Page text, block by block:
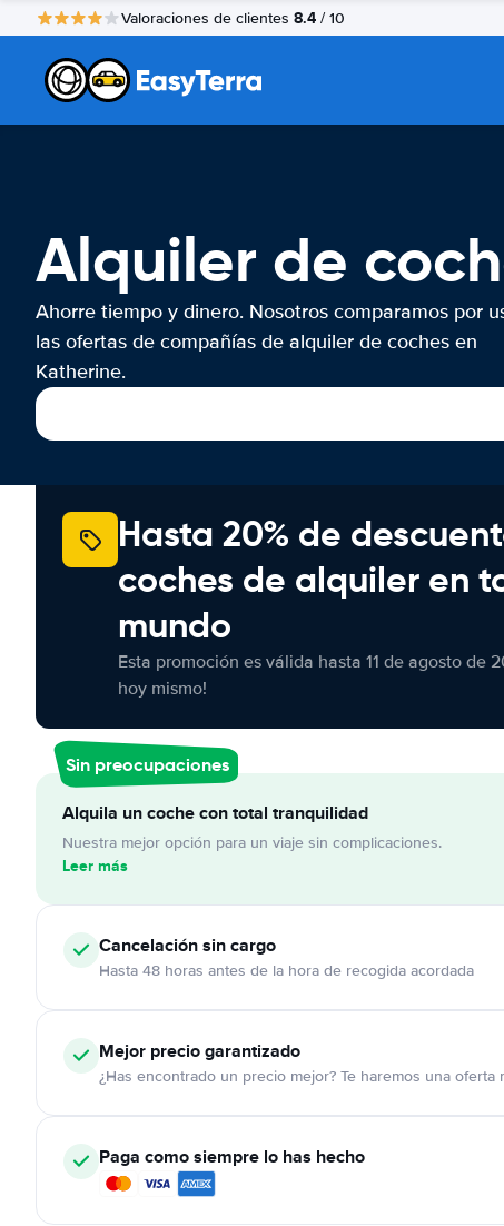
Valoraciones de clientes 8.4 / 10
Alquiler de
Ahorre tiempo y dinero. Nosotros comparamos por
las ofertas de compañías de alquiler de coches en
Katherine.
Hasta 20% de
coches de alquiler en
mundo
Esta promoción es válida hasta 11 de agosto de
hoy mismo!
Sin preocupaciones
Alquila un coche con total tranquilidad
Nuestra mejor opción para un viaje sin complicaciones.
Leer más
Cancelaciónsin cargo
Hasta 48 horas antes de la hora de recogida acordada
Mejor precio garantizado
¿Has encontrado un precio mejor? Te haremos una oferta
Paga como siempre lo has hecho